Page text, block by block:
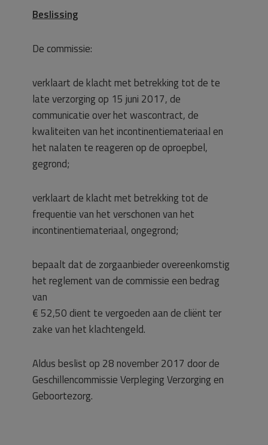
Beslissing
De commissie:
verklaart de klacht met betrekking tot de te
late verzorging op 15 juni 2017, de
communicatie over het wascontract, de
kwaliteiten van het incontinentiemateriaal en
het nalaten te reageren op de oproepbel,
gegrond;
verklaart de klacht met betrekking tot de
frequentie van het verschonen van het
incontinentiemateriaal, ongegrond;
bepaalt dat de zorgaanbieder overeenkomstig
het reglement van de commissie een bedrag
van
€ 52,50 dient te vergoeden aan de cliënt ter
zake van het klachtengeld.
Aldus beslist op 28 november 2017 door de
Geschillencommissie Verpleging Verzorging en
Geboortezorg.